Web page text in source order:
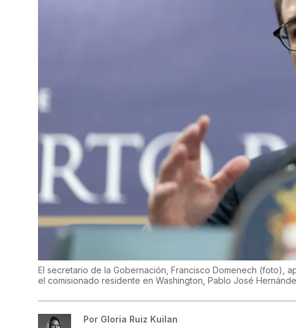
El secretario de la Gobernación, Francisco Domenech (foto),
el comisionado residente en Washington, Pablo José
Por Gloria Ruiz Kuilan